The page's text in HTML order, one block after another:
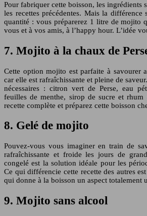
Pour fabriquer cette boisson, les ingrédients
les recettes précédentes. Mais la
quantité : vous préparerez 1 litre de mojito
vous et à vos amis, à l’happy hour. L’idée
7. Mojito à la chaux de
Cette option mojito est parfaite à savourer
car elle est rafraîchissante et pleine de
nécessaires : citron vert de Perse, eau
feuilles de menthe, sirop de sucre et rhum
recette complète et préparez cette boisson
8. Gelé de mojito
Pouvez-vous vous imaginer en train de
rafraîchissante et froide les jours de
congelé est la solution idéale pour les
Ce qui différencie cette recette des autres
qui donne à la boisson un aspect totalement
9. Mojito sans alcool